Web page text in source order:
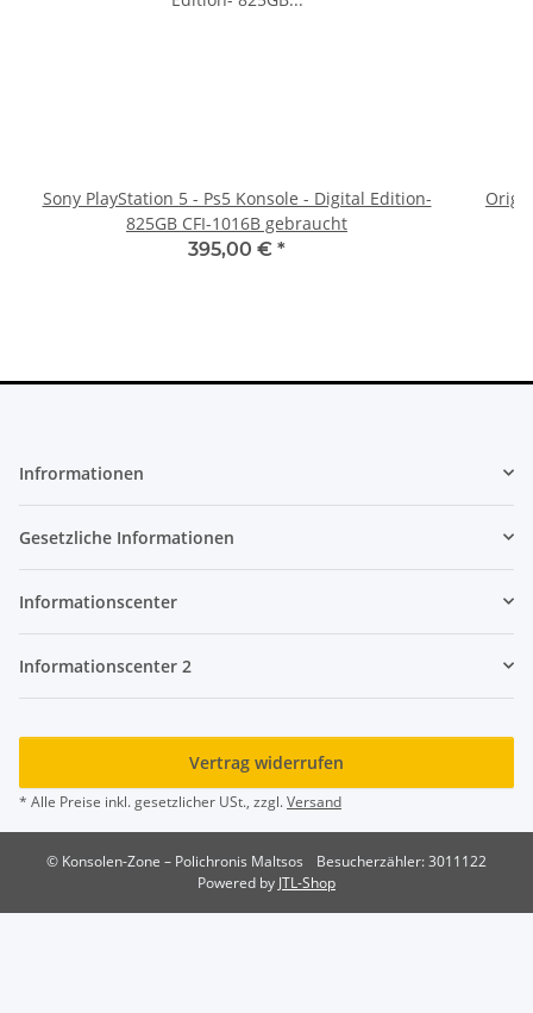
Sony PlayStation 5 - Ps5 Konsole - Digital Edition-
825GB CFI-1016B gebraucht
395,00 € *
Infrormationen
Gesetzliche Informationen
Informationscenter
Informationscenter 2
Vertrag widerrufen
* Alle Preise inkl. gesetzlicher USt., zzgl.Versand
© Konsolen-Zone – Polichronis Maltsos
Besucherzähler: 3011122
Powered by JTL-Shop